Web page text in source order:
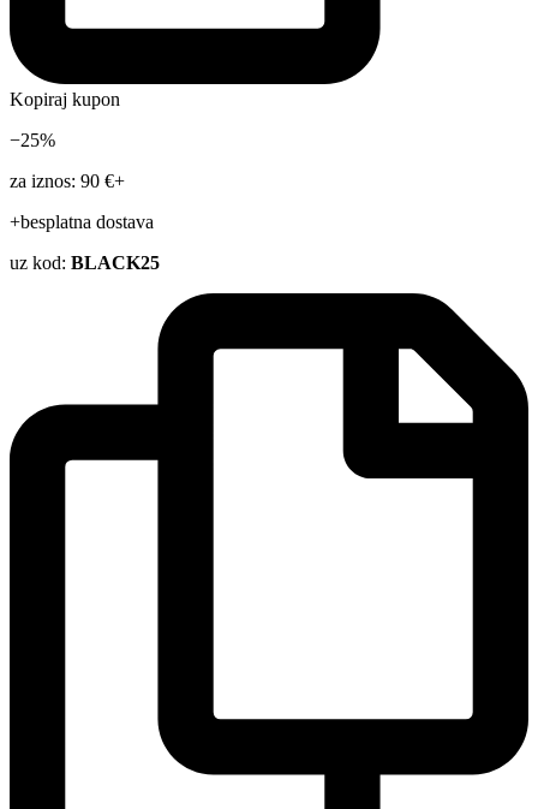
Kopiraj kupon
−25%
za iznos: 90 €+
+besplatna dostava
uz kod: BLACK25